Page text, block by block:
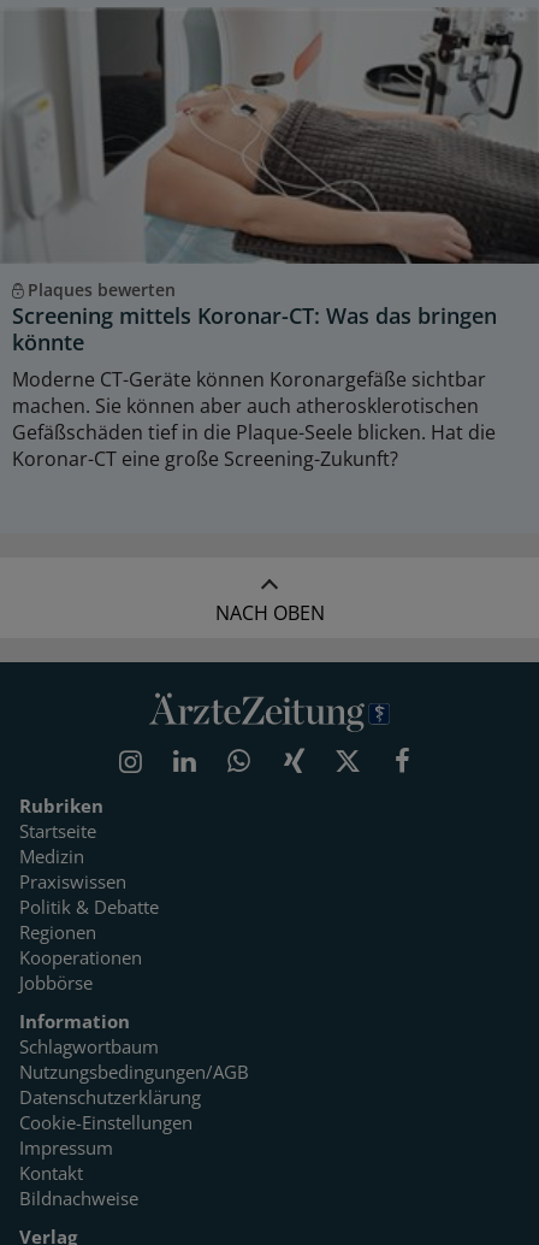
Plaques bewerten
Screening mittels Koronar-CT: Was das bringen
könnte
Moderne CT-Geräte können Koronargefäße sichtbar
machen. Sie können aber auch atherosklerotischen
Gefäßschäden tief in die Plaque-Seele blicken. Hat die
Koronar-CT eine große Screening-Zukunft?
NACH OBEN
Rubriken
Startseite
Medizin
Praxiswissen
Politik & Debatte
Regionen
Kooperationen
Jobbörse
Information
Schlagwortbaum
Nutzungsbedingungen/AGB
Datenschutzerklärung
Cookie-Einstellungen
Impressum
Kontakt
Bildnachweise
Verlag